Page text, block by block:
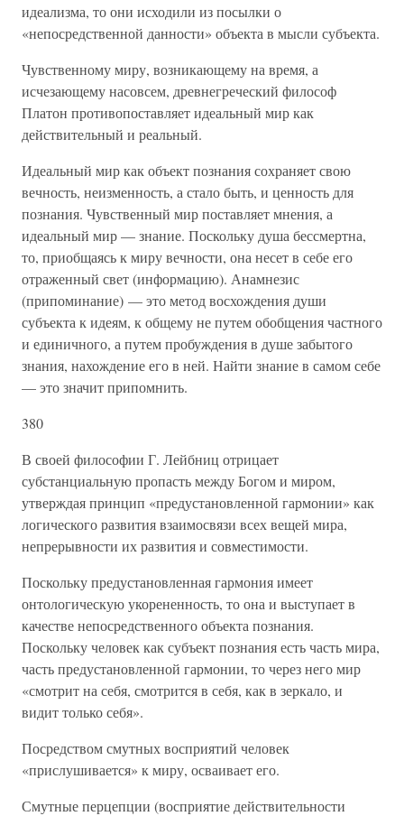
идеализма, то они исходили из посылки о
«непосредственной данности» объекта в мысли субъекта.
Чувственному миру, возникающему на время, а
исчезающему насовсем, древнегреческий философ
Платон противопоставляет идеальный мир как
действительный и реальный.
Идеальный мир как объект познания сохраняет свою
вечность, неизменность, а стало быть, и ценность для
познания. Чувственный мир поставляет мнения, а
идеальный мир — знание. Поскольку душа бессмертна,
то, приобщаясь к миру вечности, она несет в себе его
отраженный свет (информацию). Анамнезис
(припоминание) — это метод восхождения души
субъекта к идеям, к общему не путем обобщения частного
и единичного, а путем пробуждения в душе забытого
знания, нахождение его в ней. Найти знание в самом себе
— это значит припомнить.
380
В своей философии Г. Лейбниц отрицает
субстанциальную пропасть между Богом и миром,
утверждая принцип «предустановленной гармонии» как
логического развития взаимосвязи всех вещей мира,
непрерывности их развития и совместимости.
Поскольку предустановленная гармония имеет
онтологическую укорененность, то она и выступает в
качестве непосредственного объекта познания.
Поскольку человек как субъект познания есть часть мира,
часть предустановленной гармонии, то через него мир
«смотрит на себя, смотрится в себя, как в зеркало, и
видит только себя».
Посредством смутных восприятий человек
«прислушивается» к миру, осваивает его.
Смутные перцепции (восприятие действительности